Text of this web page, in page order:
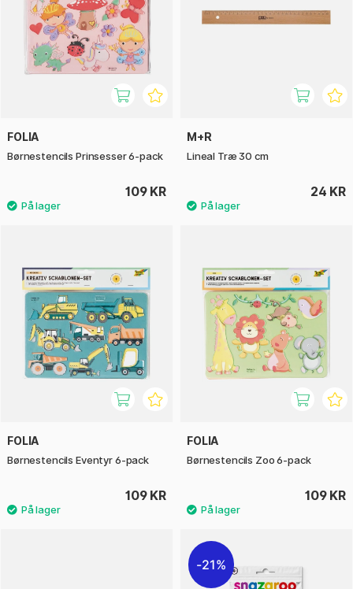
FOLIA
Børnestencils Prinsesser 6-pack
109 KR
M+R
Lineal Træ 30 cm
24 KR
FOLIA
Børnestencils Eventyr 6-pack
109 KR
FOLIA
Børnestencils Zoo 6-pack
109 KR
21%